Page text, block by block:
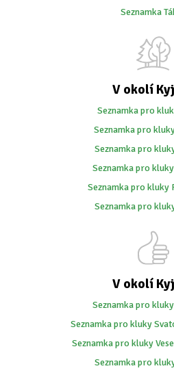
Seznamka
V okolí
Seznamka pro
Seznamka pro
Seznamka pro
Seznamka pro
Seznamka pro kluky
Seznamka pro
V okolí
Seznamka pro
Seznamka pro kluky
Seznamka pro kluky
Seznamka pro